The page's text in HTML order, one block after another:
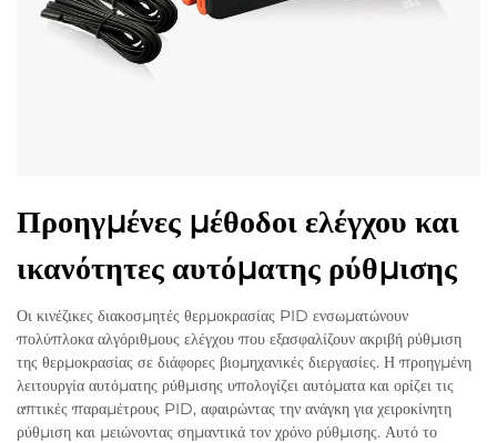
Προηγμένες μέθοδοι ελέγχου και
ικανότητες αυτόματης ρύθμισης
Οι κινέζικες διακοσμητές θερμοκρασίας PID ενσωματώνουν
πολύπλοκα αλγόριθμους ελέγχου που εξασφαλίζουν ακριβή ρύθμιση
της θερμοκρασίας σε διάφορες βιομηχανικές διεργασίες. Η προηγμένη
λειτουργία αυτόματης ρύθμισης υπολογίζει αυτόματα και ορίζει τις
απτικές παραμέτρους PID, αφαιρώντας την ανάγκη για χειροκίνητη
ρύθμιση και μειώνοντας σημαντικά τον χρόνο ρύθμισης. Αυτό το